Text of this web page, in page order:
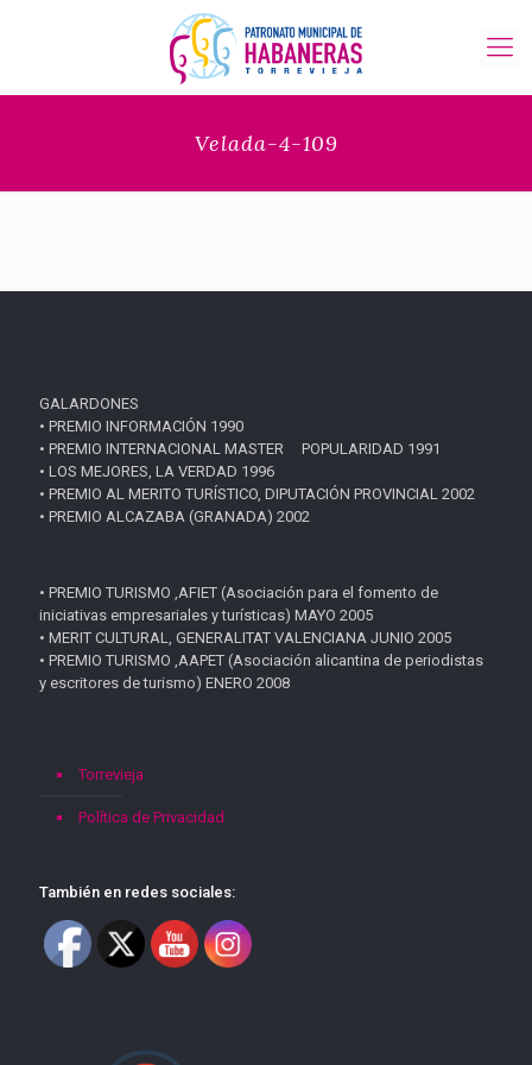
Velada-4-109
GALARDONES
• PREMIO INFORMACIÓN 1990
• PREMIO INTERNACIONAL MASTER POPULARIDAD 1991
• LOS MEJORES, LA VERDAD 1996
• PREMIO AL MERITO TURÍSTICO, DIPUTACIÓN PROVINCIAL 2002
• PREMIO ALCAZABA (GRANADA) 2002
• PREMIO TURISMO ,AFIET (Asociación para el fomento de
iniciativas empresariales y turísticas) MAYO 2005
• MERIT CULTURAL, GENERALITAT VALENCIANA JUNIO 2005
• PREMIO TURISMO ,AAPET (Asociación alicantina de periodistas
y escritores de turismo) ENERO 2008
Torrevieja
Política de Privacidad
También en redes sociales: